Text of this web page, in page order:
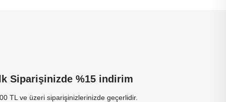
Siparişinizde %15 indirim
TL ve üzeri siparişinizlerinizde geçerlidir.